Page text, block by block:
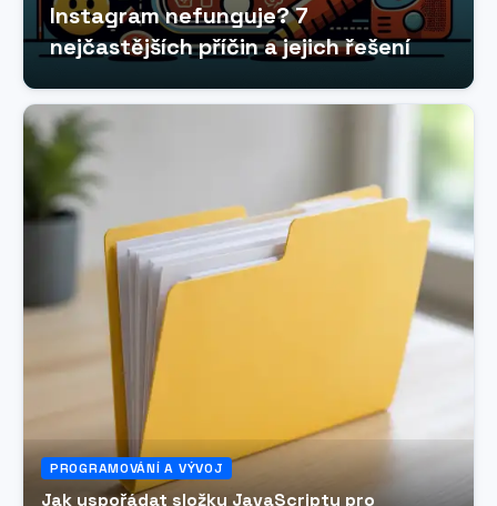
Instagram nefunguje? 7
nejčastějších příčin a jejich řešení
PROGRAMOVÁNÍ A VÝVOJ
Jak uspořádat složku JavaScriptu pro